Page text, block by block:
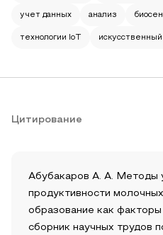
учет данных анализ
технологии IoT
Цитирование
Абубакаров А. А. Методы
продуктивности
образование как
сборник научных трудов